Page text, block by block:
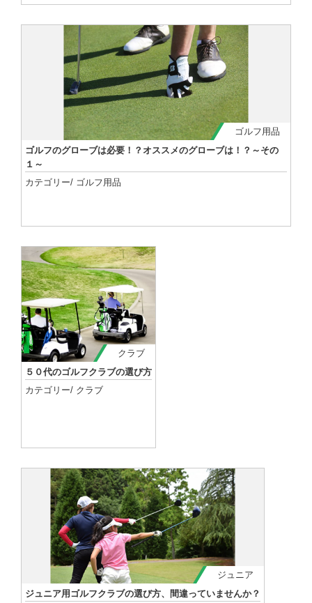
ゴルフ用品
ゴルフのグローブは必要！？オススメのグローブは！？～その
１～
カテゴリー/ ゴルフ用品
クラブ
５０代のゴルフクラブの選び方
カテゴリー/ クラブ
ジュニア
ジュニア用ゴルフクラブの選び方、間違っていませんか？